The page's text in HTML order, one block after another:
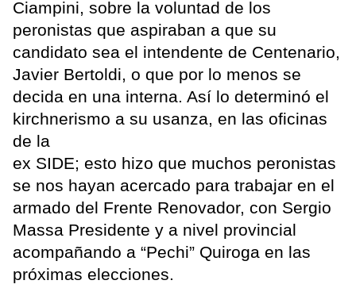
Ciampini, sobre la voluntad de los
peronistas que aspiraban a que su
candidato sea el intendente de Centenario,
Javier Bertoldi, o que por lo menos se
decida en una interna. Así lo determinó el
kirchnerismo a su usanza, en las oficinas
de la
ex SIDE; esto hizo que muchos peronistas
se nos hayan acercado para trabajar en el
armado del Frente Renovador, con Sergio
Massa Presidente y a nivel provincial
acompañando a “Pechi” Quiroga en las
próximas elecciones.